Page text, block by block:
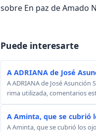
sobre En paz de Amado
Puede interesarte
A ADRIANA de José
A ADRIANA de José
rima utilizada, comentarios
A Aminta, que se cubrió
A Aminta, que se cubrió los